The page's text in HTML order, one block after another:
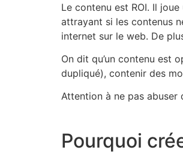
Le contenu est ROI. Il
attrayant si les contenus
internet sur le web. De
On dit qu’un contenu est
dupliqué), contenir des
Attention à ne pas abuser
Pourquoi